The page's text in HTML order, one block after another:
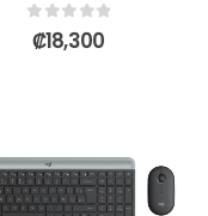
0out of 5
₡18,300